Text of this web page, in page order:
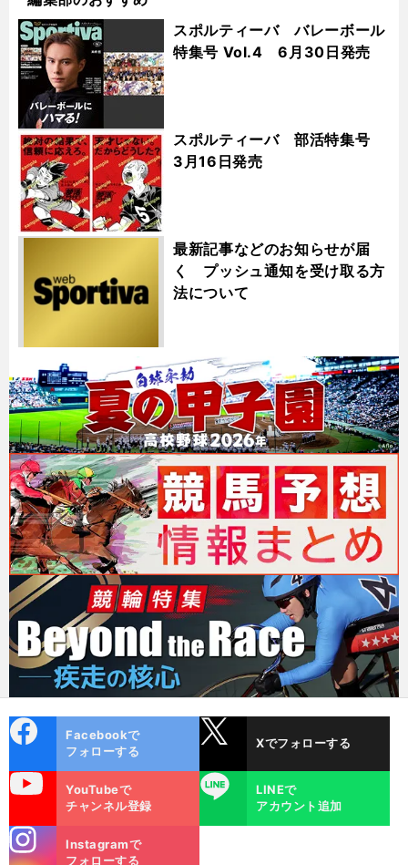
スポルティーバ バレーボール
特集号 Vol.4 6月30日発売
スポルティーバ 部活特集号
3月16日発売
最新記事などのお知らせが届
く プッシュ通知を受け取る方
法について
ok
Facebookで
フォローする
Xでフォローする
YouTubeで
チャンネル登録
LINE
LINEで
アカウント追加
m
Instagramで
フォローする